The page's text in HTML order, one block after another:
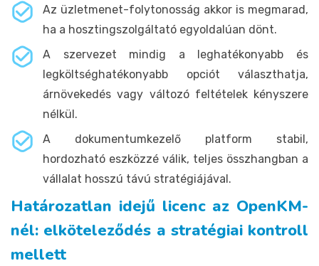
Az üzletmenet-folytonosság akkor is megmarad,
ha a hosztingszolgáltató egyoldalúan dönt.
A szervezet mindig a leghatékonyabb és
legköltséghatékonyabb opciót választhatja,
árnövekedés vagy változó feltételek kényszere
nélkül.
A dokumentumkezelő platform stabil,
hordozható eszközzé válik, teljes összhangban a
vállalat hosszú távú stratégiájával.
Határozatlan idejű licenc az OpenKM-
nél: elköteleződés a stratégiai kontroll
mellett